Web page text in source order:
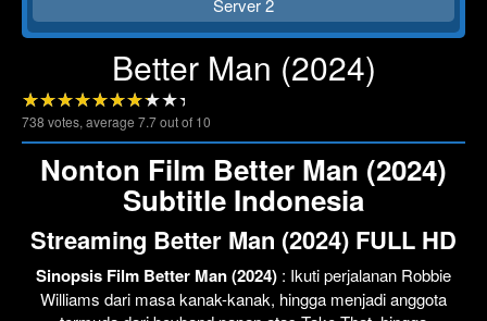
Server 2
Better Man (2024)
738 votes, average 7.7out of 10
Nonton Film Better Man (2024)
Subtitle Indonesia
Streaming Better Man (2024) FULL HD
Sinopsis Film Better Man (2024) : Ikuti perjalanan Robbie
Williams dari masa kanak-kanak, hingga menjadi anggota